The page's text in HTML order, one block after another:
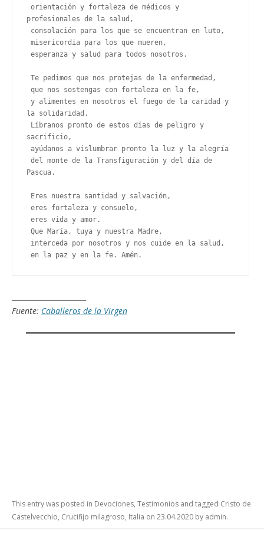
profesionales de la salud,
consolación para los que se encuentran en luto,
misericordia para los que mueren,
esperanza y salud para todos nosotros.
Te pedimos que nos protejas de la enfermedad,
que nos sostengas con fortaleza en la fe,
la solidaridad.
sacrificio,
ayúdanos a vislumbrar pronto la luz y la alegría
Pascua.
Eres nuestra santidad y salvación,
eres fortaleza y consuelo,
eres vida y amor.
Que María, tuya y nuestra Madre,
interceda por nosotros y nos cuide en la salud,
en la paz y en la fe. Amén.
Fuente: Caballeros de la Virgen
This entry was posted in Devociones, Testimonios and tagged Cristo de
Castelvecchio, Crucifijo milagroso, Italia on 23.04.2020 by admin.